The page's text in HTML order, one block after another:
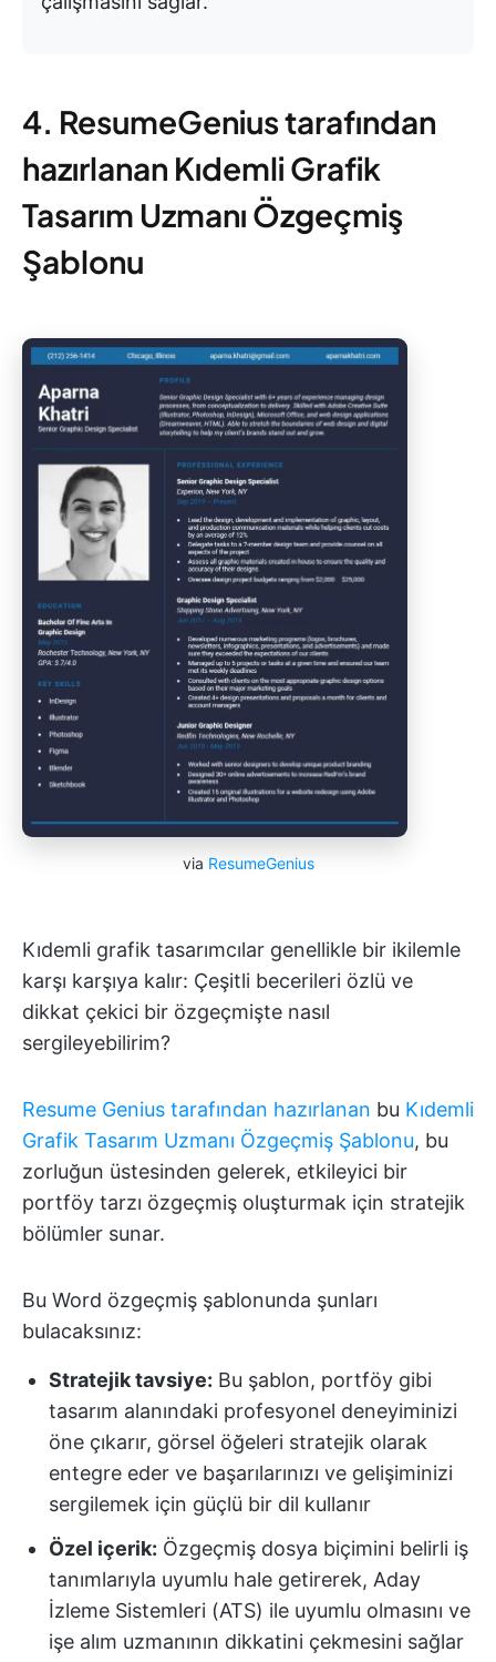
4. ResumeGenius tarafından
hazırlanan Kıdemli Grafik
Tasarım Uzmanı Özgeçmiş
Şablonu
via ResumeGenius
Kıdemli grafik tasarımcılar genellikle bir ikilemle
karşı karşıya kalır: Çeşitli becerileri özlü ve
dikkat çekici bir özgeçmişte nasıl
sergileyebilirim?
Resume Genius tarafından hazırlanan bu Kıdemli
Grafik Tasarım Uzmanı Özgeçmiş Şablonu, bu
zorluğun üstesinden gelerek, etkileyici bir
portföy tarzı özgeçmiş oluşturmak için stratejik
bölümler sunar.
Bu Word özgeçmiş şablonunda şunları
bulacaksınız:
Stratejik tavsiye: Bu şablon, portföy gibi
tasarım alanındaki profesyonel deneyiminizi
öne çıkarır, görsel öğeleri stratejik olarak
entegre eder ve başarılarınızı ve gelişiminizi
sergilemek için güçlü bir dil kullanır
Özel içerik: Özgeçmiş dosya biçimini belirli iş
tanımlarıyla uyumlu hale getirerek, Aday
İzleme Sistemleri (ATS) ile uyumlu olmasını ve
işe alım uzmanının dikkatini çekmesini sağlar